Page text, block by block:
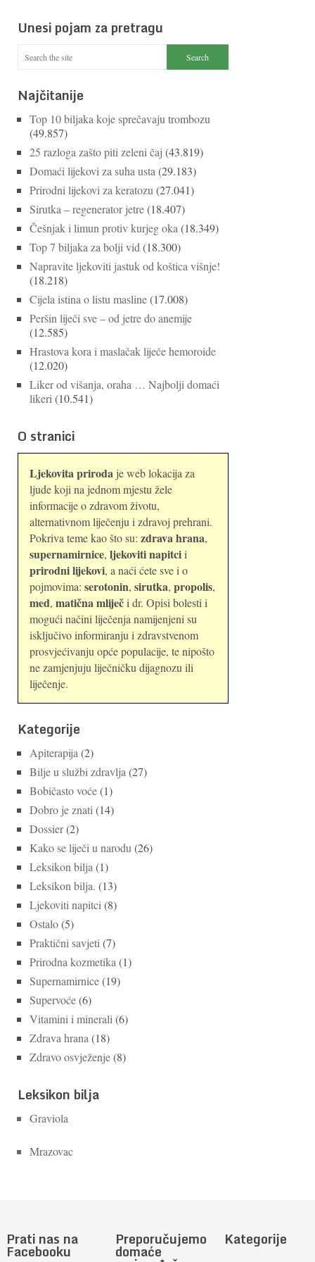
Unesi pojam za pretragu
Najčitanije
Top 10 biljaka koje sprečavaju trombozu
(49.857)
25 razloga zašto piti zeleni čaj (43.819)
Domaći lijekovi za suha usta (29.183)
Prirodni lijekovi za keratozu (27.041)
Sirutka – regenerator jetre(18.407)
Češnjak i limun protiv kurjeg oka (18.349)
Top 7 biljaka za bolji vid (18.300)
Napravite ljekoviti jastuk od koštica višnje!
(18.218)
Cijela istina o listu masline(17.008)
Peršin liječi sve – od jetre do anemije
(12.585)
Hrastova kora i maslačak liječe hemoroide
(12.020)
Liker od višanja, oraha … Najbolji domaći
likeri (10.541)
O stranici
Ljekovita priroda je web lokacija za
ljude koji na jednom mjestu žele
informacije o zdravom životu,
alternativnom liječenju i zdravoj prehrani.
Pokriva teme kao što su: zdrava hrana,
supernamirnice, ljekoviti napitcii
prirodni lijekovi, a naći ćete sve i o
pojmovima: serotonin, sirutka, propolis,
med, matična mliječi dr. Opisi bolesti i
mogući načini liječenja namijenjeni su
isključivo informiranju i zdravstvenom
prosvjećivanju opće populacije, te nipošto
ne zamjenjuju liječničku dijagnozu ili
liječenje.
Kategorije
Apiterapija (2)
Bilje u službi zdravlja (27)
Bobičasto voće(1)
Dobro je znati (14)
Dossier(2)
Kako se liječi u narodu (26)
Leksikon bilja (1)
Leksikon bilja. (13)
Ljekoviti napitci (8)
Ostalo(5)
Praktični savjeti (7)
Prirodna kozmetika (1)
Supernamirnice(19)
Supervoće(6)
Vitamini i minerali (6)
Zdrava hrana (18)
Zdravo osvježenje(8)
Leksikon bilja
Graviola
Mrazovac
Prati nas na
Facebooku
Preporučujemo
domaće
Kategorije